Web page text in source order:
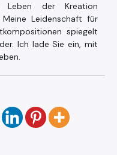
der Kreation
Leidenschaft für
spiegelt
Ich lade Sie ein, mit